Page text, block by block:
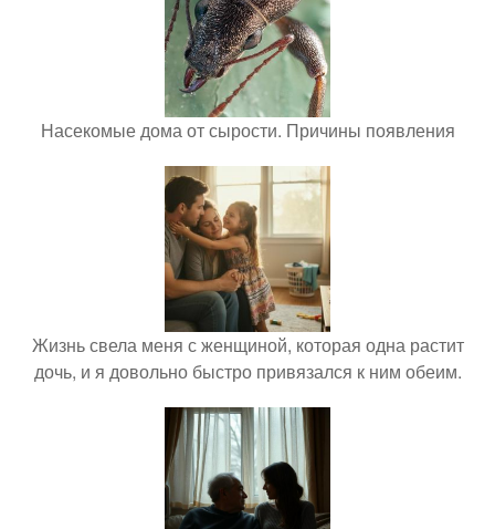
Насекомые дома от сырости. Причины появления
Жизнь свела меня с женщиной, которая одна растит
дочь, и я довольно быстро привязался к ним обеим.